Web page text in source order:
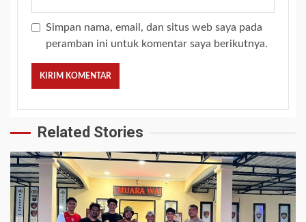
Simpan nama, email, dan situs web saya pada
peramban ini untuk komentar saya berikutnya.
Related Stories